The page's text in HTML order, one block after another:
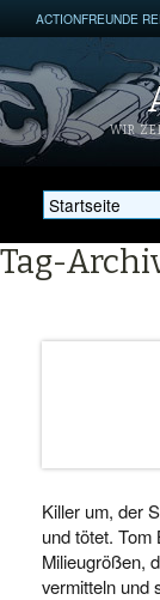
ACTIONFREUNDE
WIR
Tag-
Killer um, der
und tötet. Tom
Milieugrößen,
vermitteln und